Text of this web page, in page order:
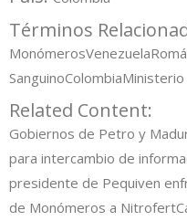
Términos
MonómerosVenezuela
SanguinoColombia
Related Content:
Gobiernos de Petro y
para intercambio de
presidente de Pequiven
de Monómeros a Nitrofert